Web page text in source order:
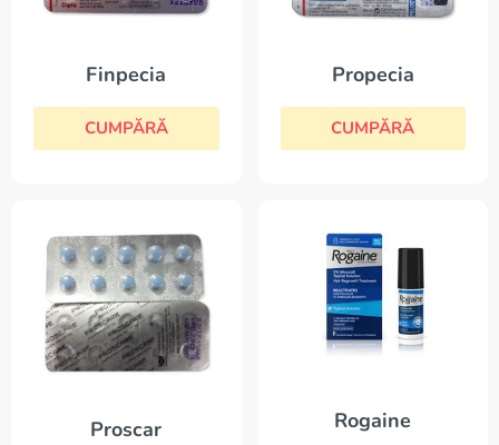
Finpecia
CUMPĂRĂ
Propecia
CUMPĂRĂ
Proscar Rogaine